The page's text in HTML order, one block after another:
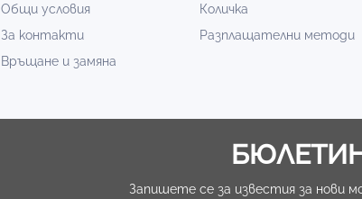
Общи условия
За контакти
Връщане и замяна
Количка
Разплащателни методи
Запишете се за известия за нови